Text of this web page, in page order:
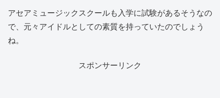
アセアミュージックスクールも入学に試験があるそうなの
で、元々アイドルとしての素質を持っていたのでしょう
ね。
スポンサーリンク